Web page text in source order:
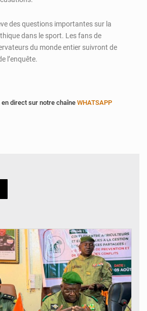
des questions importantes sur la
dans le sport. Les fans de
du monde entier suivront de
l’enquête.
direct sur notre chaîne WHATSAPP